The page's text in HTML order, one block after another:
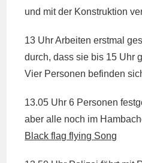
und mit der Konstruktion
13 Uhr Arbeiten erstmal
durch, dass sie bis 15 Uhr
Vier Personen befinden
13.05 Uhr 6 Personen
aber alle noch im
Black flag flying Song